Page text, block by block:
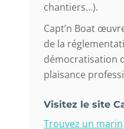
chantiers…).
Capt’n Boat
de la
démocratisation
plaisance
Visitez le site
Trouvez un marin